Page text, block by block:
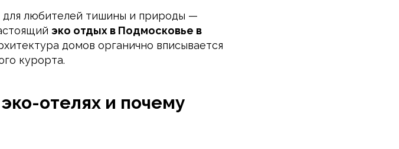
для любителей тишины и природы —
эко отдых в Подмосковье в
домов органично вписывается
курорта.
отелях и почему